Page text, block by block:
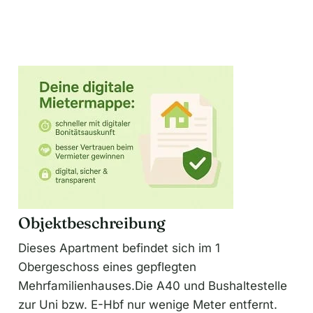
Objektbeschreibung
Dieses Apartment befindet sich im 1
Obergeschoss eines gepflegten
Mehrfamilienhauses.Die A40 und Bushaltestelle
zur Uni bzw. E-Hbf nur wenige Meter entfernt.